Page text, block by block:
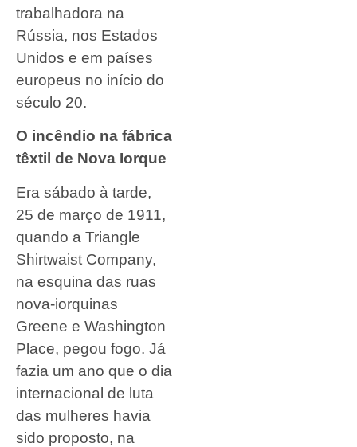
trabalhadora na
Rússia, nos Estados
Unidos e em países
europeus no início do
século 20.
O incêndio na fábrica
têxtil de Nova Iorque
Era sábado à tarde,
25 de março de 1911,
quando a Triangle
Shirtwaist Company,
na esquina das ruas
nova-iorquinas
Greene e Washington
Place, pegou fogo. Já
fazia um ano que o dia
internacional de luta
das mulheres havia
sido proposto, na